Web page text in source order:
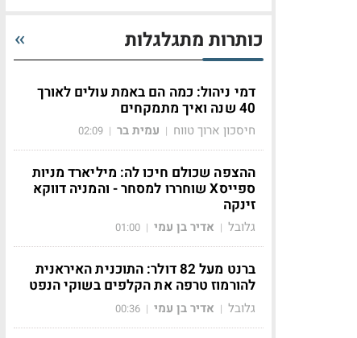
כותרות מתגלגלות
דמי ניהול: כמה הם באמת עולים לאורך
40 שנה ואיך מתמקחים
חיסכון ארוך טווח | עמית בר |
02:09
ההצפה שכולם חיכו לה: מיליארד מניות
ספייסX שוחררו למסחר - והמניה דווקא
זינקה
גלובל | אדיר בן עמי |
01:00
ברנט מעל 82 דולר: התוכנית האיראנית
להורמוז טרפה את הקלפים בשוקי הנפט
גלובל | אדיר בן עמי |
00:36